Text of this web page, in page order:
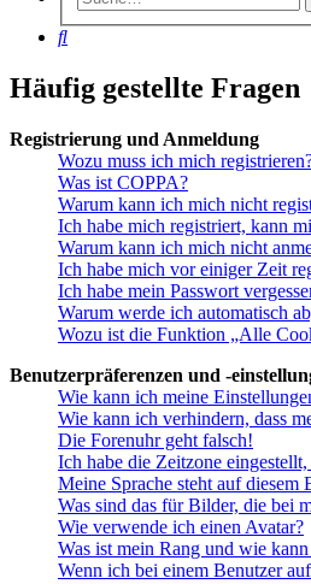
Suche
Häufig gestellte Fragen
Registrierung und Anmeldung
Wozu muss ich mich
Was ist COPPA?
Warum kann ich mich nicht
Ich habe mich registriert, kann
Warum kann ich mich nicht
Ich habe mich vor einiger Zeit
Ich habe mein Passwort
Warum werde ich automatisch
Wozu ist die Funktion „Alle
Benutzerpräferenzen und -
Wie kann ich meine
Wie kann ich verhindern, dass
Die Forenuhr geht falsch!
Ich habe die Zeitzone
Meine Sprache steht auf
Was sind das für Bilder, die bei
Wie verwende ich einen Avatar?
Was ist mein Rang und wie
Wenn ich bei einem Benutzer